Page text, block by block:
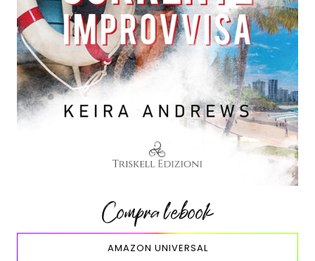
Compra l’ebook
AMAZON UNIVERSAL